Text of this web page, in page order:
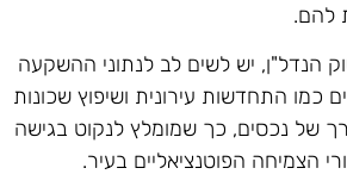
להם.
יש לשים לב לנתוני ההשקעה
כמו התחדשות עירונית ושיפוץ שכונות
של נכסים, כך שמומלץ לנקוט בגישה
הצמיחה הפוטנציאליים בעיר.